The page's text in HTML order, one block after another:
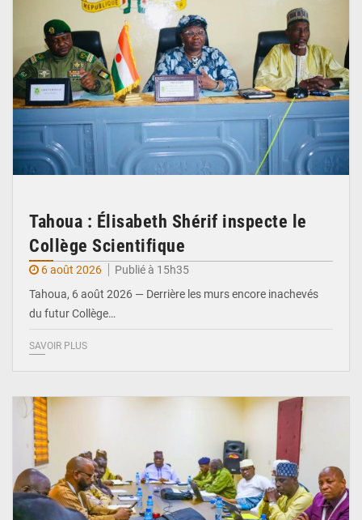
Tahoua : Élisabeth Shérif inspecte le
Collège Scientifique
6 août 2026
Publié à 15h35
Tahoua, 6 août 2026 — Derrière les murs encore inachevés
du futur Collège…
SAVOIR PLUS